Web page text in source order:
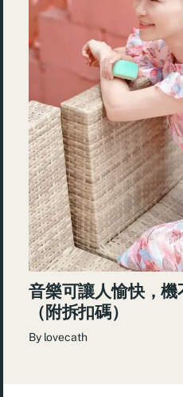
音樂可讓人愉快，
（附拆扣碼）
By lovecath